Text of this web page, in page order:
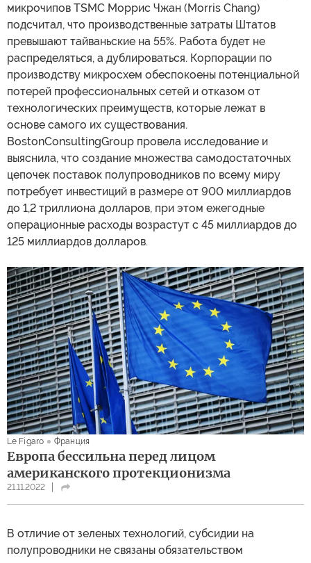
микрочипов TSMC Моррис Чжан (Morris Chang)
подсчитал, что производственные затраты Штатов
превышают тайваньские на 55%. Работа будет не
распределяться, а дублироваться. Корпорации по
производству микросхем обеспокоены потенциальной
потерей профессиональных сетей и отказом от
технологических преимуществ, которые лежат в
основе самого их существования.
BostonConsultingGroup провела исследование и
выяснила, что создание множества самодостаточных
цепочек поставок полупроводников по всему миру
потребует инвестиций в размере от 900 миллиардов
до 1,2 триллиона долларов, при этом ежегодные
операционные расходы возрастут с 45 миллиардов до
125 миллиардов долларов.
Le Figaro Франция
Европа бессильна перед лицом
американского протекционизма
21.11.2022
В отличие от зеленых технологий, субсидии на
полупроводники не связаны обязательством